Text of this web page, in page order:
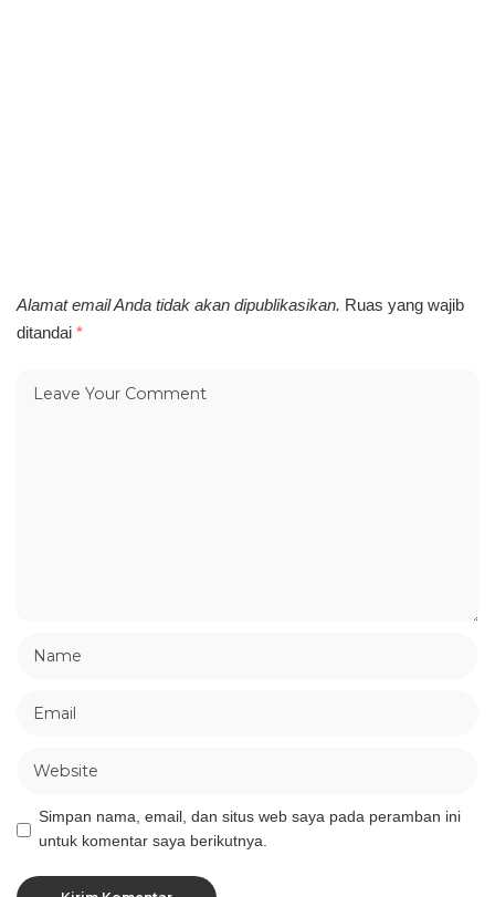
Alamat email Anda tidak akan dipublikasikan. Ruas yang wajib
ditandai *
Simpan nama, email, dan situs web saya pada peramban ini
untuk komentar saya berikutnya.